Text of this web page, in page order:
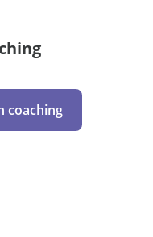
coaching